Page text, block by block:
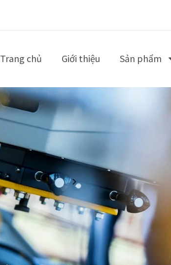
Trang chủ Giới thiệu Sản phẩm